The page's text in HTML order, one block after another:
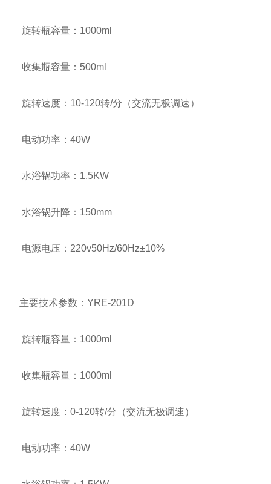
旋转瓶容量： 1000ml
收集瓶容量： 500ml
旋转速度： 10-120转/分（交流无极调速）
电动功率： 40W
水浴锅功率： 1.5KW
水浴锅升降： 150mm
电源电压： 220v50Hz/60Hz±10%
主要技术参数： YRE-201D
旋转瓶容量： 1000ml
收集瓶容量： 1000ml
旋转速度： 0-120转/分（交流无极调速）
电动功率： 40W